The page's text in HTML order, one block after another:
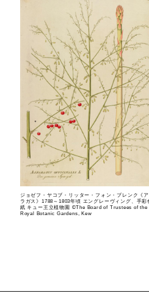
ジョゼフ・ヤコブ・リッター・フォン・プレンク《
ラガス》1788～1803年頃 エングレーヴィング、手彩
紙 キュー王立植物園 ©The Board of Trustees of the
Royal Botanic Gardens, Kew